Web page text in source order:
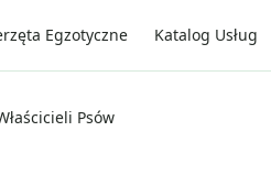
Egzotyczne Katalog Usług
Psów